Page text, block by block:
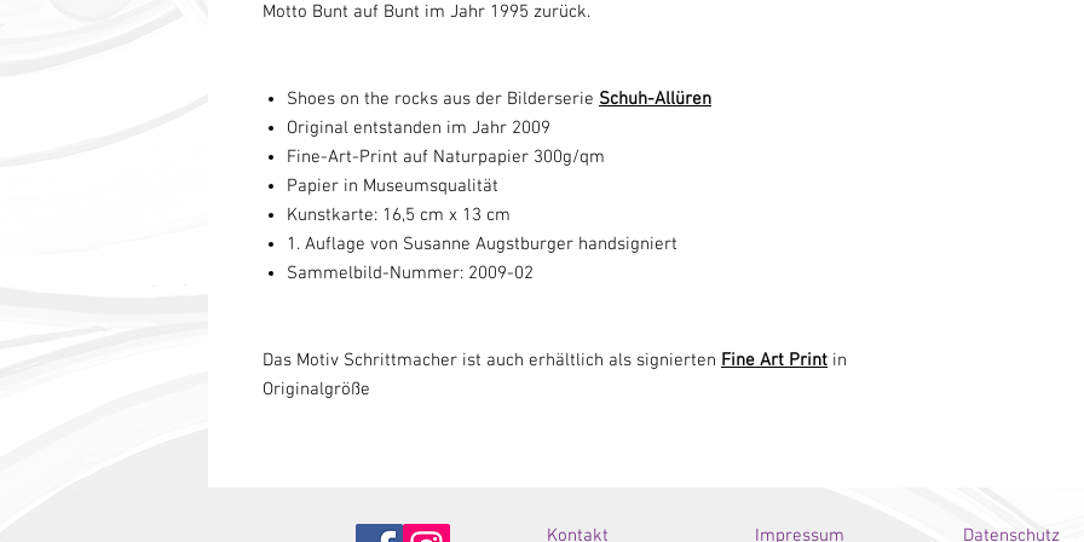
Motto Bunt auf Bunt im Jahr 1995 zurück.
Shoes on the rocks aus der Bilderserie Schuh-Allüren
Original entstanden im Jahr 2009
Fine-Art-Print auf Naturpapier 300g/qm
Papier in Museumsqualität
Kunstkarte: 16,5 cm x 13 cm
1. Auflage von Susanne Augstburger handsigniert
Sammelbild-Nummer: 2009-02
Das Motiv Schrittmacher ist auch erhältlich als signierten Fine Art Print in
Originalgröße
Kontakt Impressum Datenschutz